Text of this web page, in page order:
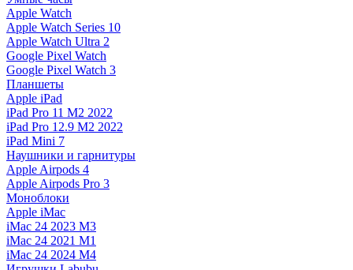
Apple Watch
Apple Watch Series 10
Apple Watch Ultra 2
Google Pixel Watch
Google Pixel Watch 3
Планшеты
Apple iPad
iPad Pro 11 M2 2022
iPad Pro 12.9 M2 2022
iPad Mini 7
Наушники и гарнитуры
Apple Airpods 4
Apple Airpods Pro 3
Моноблоки
Apple iMac
iMac 24 2023 M3
iMac 24 2021 M1
iMac 24 2024 M4